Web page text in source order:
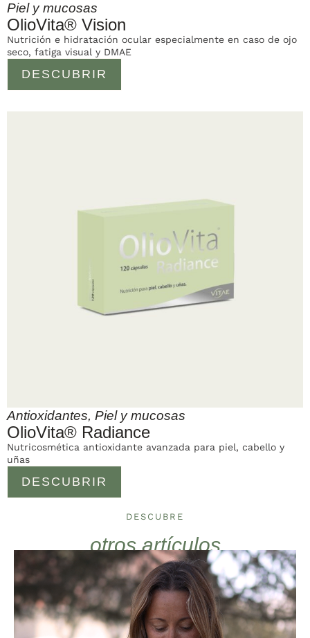
Piel y mucosas
OlioVita® Vision
DESCUBRIR
Nutrición e hidratación ocular especialmente en caso de ojo
seco, fatiga visual y DMAE
Antioxidantes, Piel y mucosas
OlioVita® Radiance
DESCUBRIR
Nutricosmética antioxidante avanzada para piel, cabello y
uñas
DESCUBRE
otros artículos